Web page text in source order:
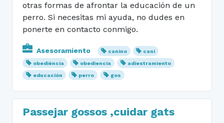
otras formas de afrontar la educación de un
perro. Si necesitas mi ayuda, no dudes en
ponerte en contacto conmigo.
Asesoramiento canino
caní
obediència
obediencia
adiestramiento
educación
perro gos
Passejar gossos ,cuidar gats